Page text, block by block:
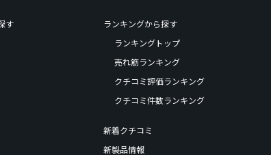
す
ランキングから探す
ランキングトップ
売れ筋ランキング
クチコミ評価ランキング
クチコミ件数ランキング
新着クチコミ
新製品情報